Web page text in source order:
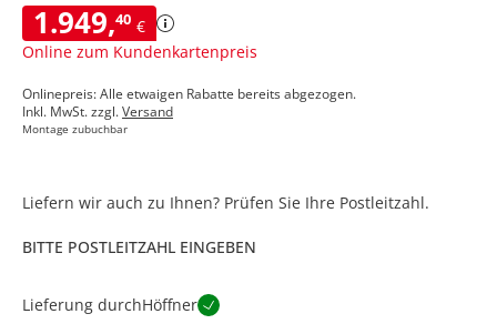
1.949,40 €
Online zum Kundenkartenpreis
Onlinepreis: Alle etwaigen Rabatte bereits abgezogen.
Inkl. MwSt. zzgl.Versand
Montage zubuchbar
Liefern wir auch zu Ihnen? Prüfen Sie Ihre Postleitzahl.
BITTE POSTLEITZAHL EINGEBEN
Lieferung durchHöffner